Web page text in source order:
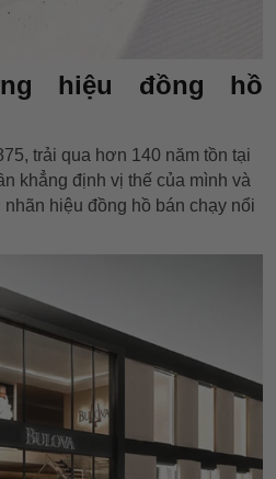
hiệu đồng hồ
trải qua hơn 140 năm tồn tại
khẳng định vị thế của mình và
hiệu đồng hồ bán chạy nổi